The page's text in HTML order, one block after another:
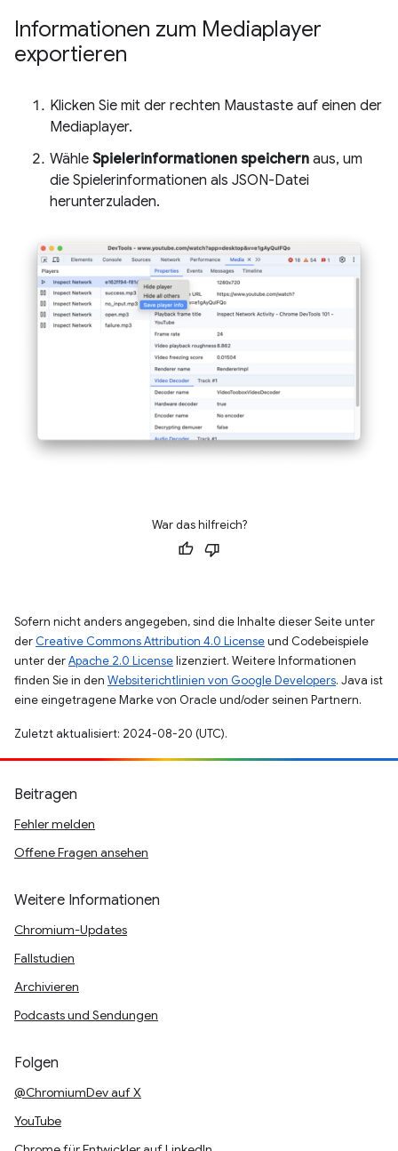
Informationen zum Mediaplayer
exportieren
Klicken Sie mit der rechten Maustaste auf einen der
Mediaplayer.
Wähle Spielerinformationen speichern aus, um
die Spielerinformationen als JSON-Datei
herunterzuladen.
War das hilfreich?
Sofern nicht anders angegeben, sind die Inhalte dieser Seite unter
der Creative Commons Attribution 4.0 Licenseund Codebeispiele
unter derApache 2.0 Licenselizenziert. Weitere Informationen
finden Sie in den Websiterichtlinien von Google Developers. Java ist
eine eingetragene Marke von Oracle und/oder seinen Partnern.
Zuletzt aktualisiert: 2024-08-20 (UTC).
Beitragen
Fehler melden
Offene Fragen ansehen
Weitere Informationen
Chromium-Updates
Fallstudien
Archivieren
Podcasts und Sendungen
Folgen
@ChromiumDev auf X
YouTube